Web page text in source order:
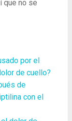
que no se
por el
de cuello?
de
con el